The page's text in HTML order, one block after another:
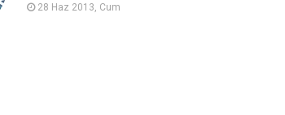
28 Haz 2013, Cum